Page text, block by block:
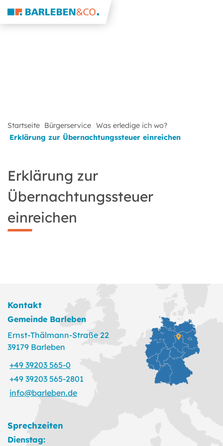
Startseite Bürgerservice Was erledige ich wo?
Erklärung zur Übernachtungssteuer einreichen
Erklärung zur
Übernachtungssteuer
einreichen
Kontakt
Gemeinde Barleben
Ernst-Thälmann-Straße 22
39179 Barleben
+49 39203 565-0
+49 39203 565-2801
info@barleben.de
Sprechzeiten
Dienstag: